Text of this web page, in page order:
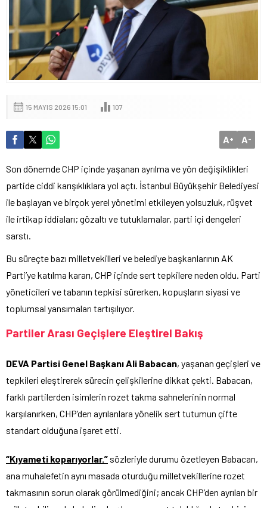
15 MAYIS 2026 15:01 107
A+ A-
Son dönemde CHP içinde yaşanan ayrılma ve yön değişiklikleri
partide ciddi karışıklıklara yol açtı. İstanbul Büyükşehir Belediyesi
ile başlayan ve birçok yerel yönetimi etkileyen yolsuzluk, rüşvet
ile irtikap iddiaları; gözaltı ve tutuklamalar, parti içi dengeleri
sarstı.
Bu süreçte bazı milletvekilleri ve belediye başkanlarının AK
Parti’ye katılma kararı, CHP içinde sert tepkilere neden oldu. Parti
yöneticileri ve tabanın tepkisi sürerken, kopuşların siyasi ve
toplumsal yansımaları tartışılıyor.
Partiler Arası Geçişlere Eleştirel Bakış
DEVA Partisi Genel Başkanı Ali Babacan, yaşanan geçişleri ve
tepkileri eleştirerek sürecin çelişkilerine dikkat çekti. Babacan,
farklı partilerden isimlerin rozet takma sahnelerinin normal
karşılanırken, CHP’den ayrılanlara yönelik sert tutumun çifte
standart olduğuna işaret etti.
“Kıyameti koparıyorlar.” sözleriyle durumu özetleyen Babacan,
ana muhalefetin aynı masada oturduğu milletvekillerine rozet
takmasının sorun olarak görülmediğini; ancak CHP’den ayrılan bir